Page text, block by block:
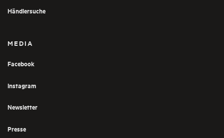
Händlersuche
MEDIA
Facebook
Instagram
Newsletter
Presse